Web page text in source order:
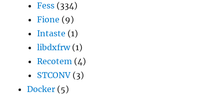
Fess (334)
Fione (9)
Intaste (1)
libdxfrw(1)
Recotem (4)
STCONV (3)
Docker (5)